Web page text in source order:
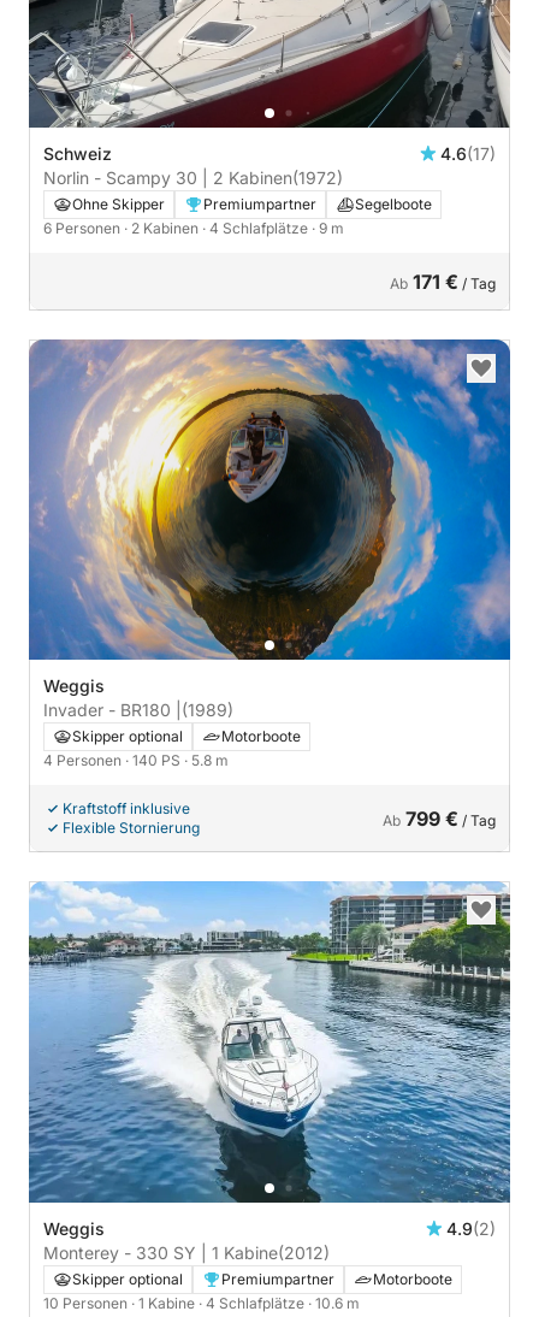
Schweiz 4.6(17)
Norlin - Scampy 30 | 2 Kabinen(1972)
Ohne Skipper Premiumpartner
Segelboote
6 Personen · 2 Kabinen · 4 Schlafplätze · 9 m
Ab 171 € / Tag
Weggis
Invader - BR180 | (1989)
Skipper optional
Motorboote
4 Personen · 140 PS · 5.8 m
Kraftstoff inklusive
Flexible Stornierung
Ab 799 € / Tag
Weggis 4.9(2)
Monterey - 330 SY | 1 Kabine(2012)
Skipper optional Premiumpartner
Motorboote
10 Personen · 1 Kabine · 4 Schlafplätze · 10.6 m